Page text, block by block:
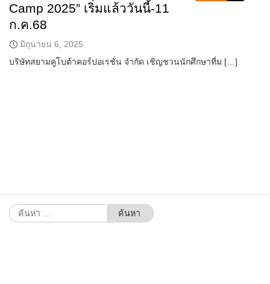
Camp 2025” เริ่มแล้ววันนี้-11
ก.ค.68
มิถุนายน 6, 2025
บริษัทสยามคูโบต้าคอร์ปอเรชั่น จำกัด เชิญชวนนักศึกษาที่ม […]
ค้นหา
สำหรับ: